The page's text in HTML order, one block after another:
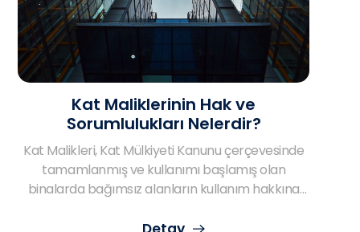
Kat Maliklerinin Hak ve
Sorumlulukları Nelerdir?
Kat Malikleri, Kat Mülkiyeti Kanunu çerçevesinde
tamamlanmış ve kullanımı başlamış olan
binalarda bağımsız alanların kullanım hakkına
konu kimselerin hak ve sorumluluklarını